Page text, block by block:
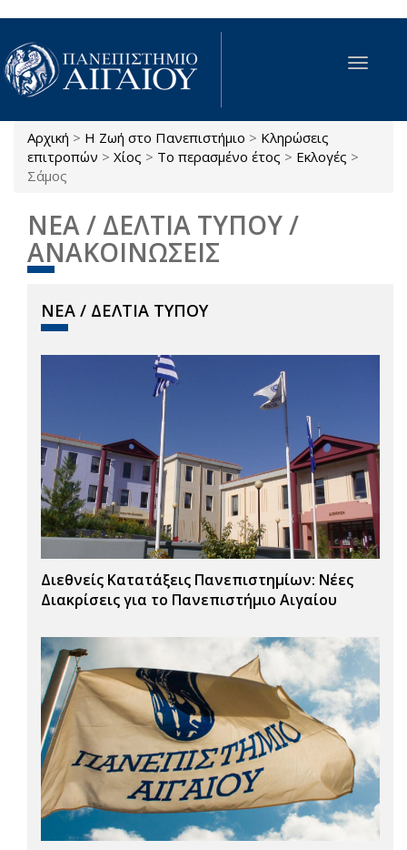
Παράκαμψη προς το κυρίως περιεχόμενο
Toggle
Είστε εδώ
Αρχική > Η Ζωή στο Πανεπιστήμιο > Κληρώσεις
επιτροπών > Χίος > Το περασμένο έτος > Εκλογές >
Σάμος
ΝΕΑ / ΔΕΛΤΙΑ ΤΥΠΟΥ /
ΑΝΑΚΟΙΝΩΣΕΙΣ
ΝΕΑ / ΔΕΛΤΙΑ ΤΥΠΟΥ
Διεθνείς Κατατάξεις Πανεπιστημίων: Νέες
Διακρίσεις για το Πανεπιστήμιο Αιγαίου